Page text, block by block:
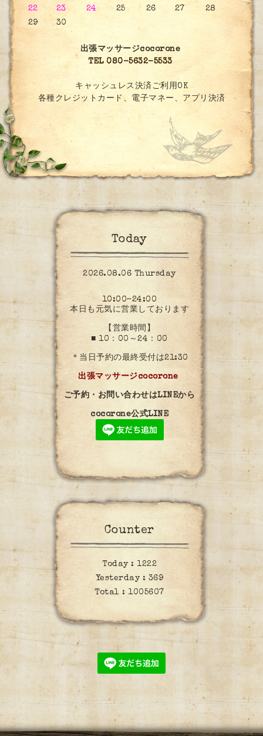
22
23 24 25 26 27
28
29
30
出張マッサージcocorone
TEL 080-5632-5533
キャッシュレス決済ご利用OK
各種クレジットカード、電子マネー、アプリ決済
Today
2026.08.06 Thursday
10:00~24:00
本日も元気に営業しております
【営業時間】
■ 10：00～24：00
＊当日予約の最終受付は21:30
出張マッサージcocorone
ご予約・お問い合わせはLINEから
cocorone公式LINE
Counter
Today : 1222
Yesterday : 369
Total :1005607